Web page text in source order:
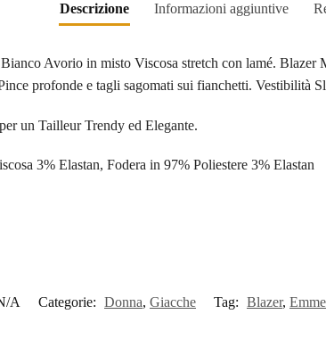
Descrizione Informazioni aggiuntive
Avorio in misto Viscosa stretch con lamé. Blazer
profonde e tagli sagomati sui fianchetti. Vestibilità
un Tailleur Trendy ed Elegante.
3% Elastan, Fodera in 97% Poliestere 3% Elastan
A Categorie: Donna, Giacche Tag: Blazer,